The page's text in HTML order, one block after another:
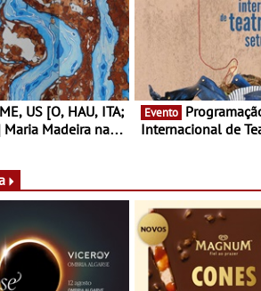
Maria Madeira na
Evento
Internacional de